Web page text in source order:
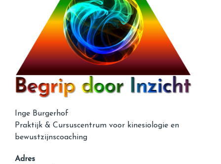
Inge Burgerhof
Praktijk & Cursuscentrum voor kinesiologie en
bewustzijnscoaching
Adres